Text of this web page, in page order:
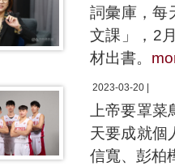
詞彙庫，每
文課」，2
材出書。
2023-03-20 |
上帝要罩
天要成就個
信寬、彭柏